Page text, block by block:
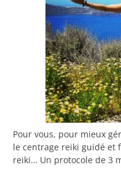
Pour vous, pour mieux
le centrage reiki guidé et
reiki… Un protocole de 3